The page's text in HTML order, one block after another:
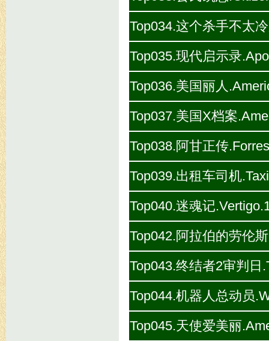
Top034.这个杀手不太
Top035.现代启示录
Top036.美国丽人
Top037.美国X档案
Top038.阿甘正传
Top039.出租车司机
Top040.迷魂记
Top042.阿拉伯的劳伦
Top043.终结者2审判日
Top044.机器人总动员
Top045.天使爱美丽